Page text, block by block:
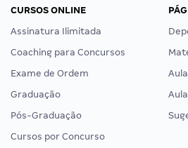
CURSOS ONLINE
Assinatura Ilimitada
Coaching para Concursos
Exame de Ordem
Graduação
Pós-Graduação
Cursos por Concurso